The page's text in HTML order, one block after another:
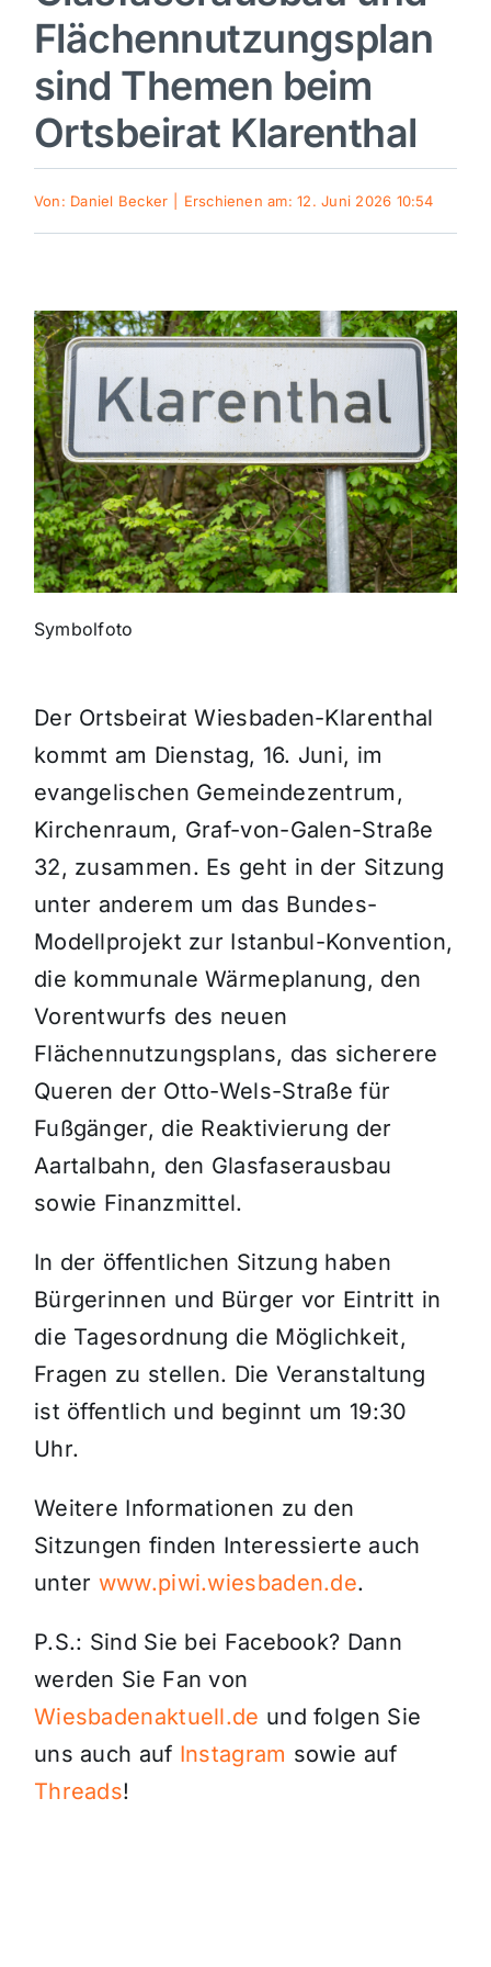
Sport
Galerie
Verkehrsmeldungen
Polizeimeldungen
Themen und Termine
Gewinnspiele
Flächennutzungsplan
sind Themen beim
Ortsbeirat Klarenthal
Von: Daniel Becker Erschienen am: 12. Juni 2026 10:54
Symbolfoto
Der Ortsbeirat Wiesbaden-Klarenthal
kommt am Dienstag, 16. Juni, im
evangelischen Gemeindezentrum,
Kirchenraum, Graf-von-Galen-Straße
32, zusammen. Es geht in der Sitzung
unter anderem um das Bundes-
Modellprojekt zur Istanbul-Konvention,
die kommunale Wärmeplanung, den
Vorentwurfs des neuen
Flächennutzungsplans, das sicherere
Queren der Otto-Wels-Straße für
Fußgänger, die Reaktivierung der
Aartalbahn, den Glasfaserausbau
sowie Finanzmittel.
In der öffentlichen Sitzung haben
Bürgerinnen und Bürger vor Eintritt in
die Tagesordnung die Möglichkeit,
Fragen zu stellen. Die Veranstaltung
ist öffentlich und beginnt um 19:30
Uhr.
Weitere Informationen zu den
Sitzungen finden Interessierte auch
unter www.piwi.wiesbaden.de.
P.S.: Sind Sie bei Facebook? Dann
werden Sie Fan von
Wiesbadenaktuell.de und folgen Sie
uns auch auf Instagram sowie auf
Threads!